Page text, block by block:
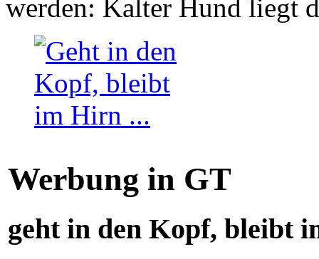
werden: Kalter Hund liegt
Werbung in GT
geht in den Kopf, bleibt